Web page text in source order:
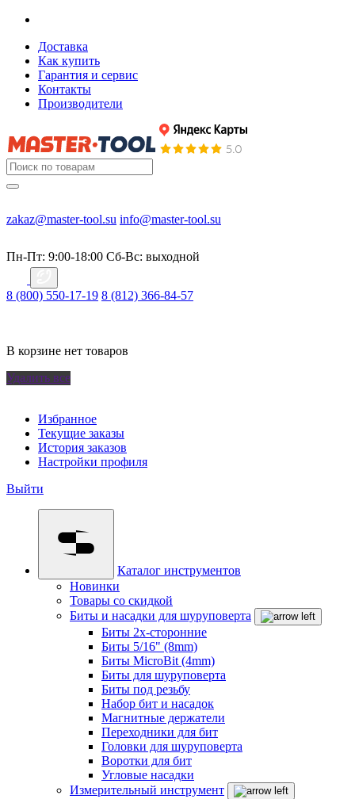
Доставка
Как купить
Гарантия и сервис
Контакты
Производители
zakaz@master-tool.su info@master-tool.su
Пн-Пт: 9:00-18:00 Cб-Вс: выходной
8 (800) 550-17-19 8 (812) 366-84-57
В корзине нет товаров
Удалить все
Избранное
Текущие заказы
История заказов
Настройки профиля
Выйти
Каталог инструментов
Новинки
Товары со скидкой
Биты и насадки для шуруповерта
Биты 2х-сторонние
Биты 5/16" (8mm)
Биты MicroBit (4mm)
Биты для шуруповерта
Биты под резьбу
Набор бит и насадок
Магнитные держатели
Переходники для бит
Головки для шуруповерта
Воротки для бит
Угловые насадки
Измерительный инструмент